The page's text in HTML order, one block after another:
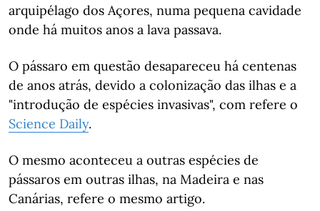
arquipélago dos Açores, numa pequena cavidade
onde há muitos anos a lava passava.
O pássaro em questão desapareceu há centenas
de anos atrás, devido a colonização das ilhas e a
"introdução de espécies invasivas", com refere o
Science Daily.
O mesmo aconteceu a outras espécies de
pássaros em outras ilhas, na Madeira e nas
Canárias, refere o mesmo artigo.